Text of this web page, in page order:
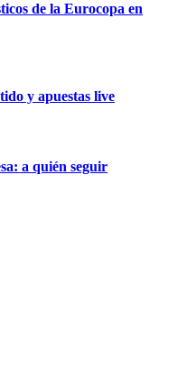
de la Eurocopa en
y apuestas live
a quién seguir